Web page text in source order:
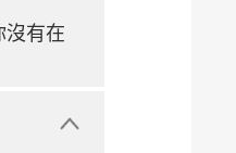
沒有在